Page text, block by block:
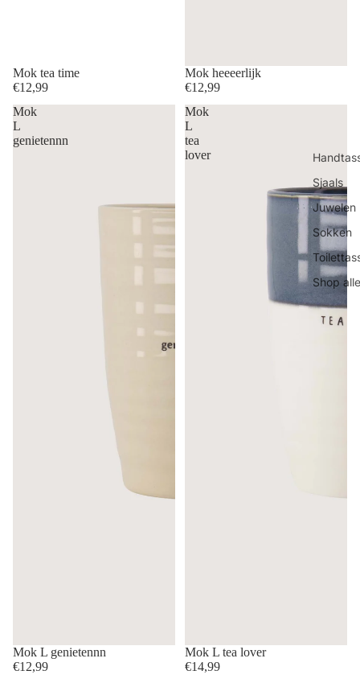
Sjaals
Juwelen
Sokken
Shop
Mok tea time
€12,99
Mok heeeerlijk
€12,99
Mok
L
genietennn
Mok L genietennn
€12,99
Mok
L
tea
lover
Mok L tea lover
€14,99